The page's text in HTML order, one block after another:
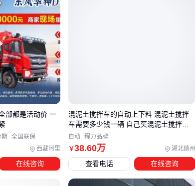
与服务：那些价格表不会告诉你的关键项
3吨载重量的铲车，车架厚度、液压缸密封等级等细节
致实际寿命相差数年。低价产品往往在这些看不见的
成本。
网络覆盖度直接影响设备停机损失。部分厂商提供
费技术支持"可能隐含服务响应慢、配件库存不足等
求如特殊
尺寸或防爆改装，会使最终成交价偏
报价表，这类需求应提前与供应商明确技术细节和费用
西藏阿里
部都是活动价 一
期 全国联保
在线咨询
￥38.60万 湖北随州
混泥土搅拌车的自动上下料 混泥土搅拌
车需要多少钱一辆 自己买混泥土搅拌车
能赚钱
自动 程力品牌
查看电话 在线咨询